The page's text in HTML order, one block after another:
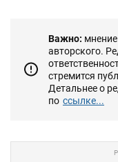
Важно:
авторского.
стремится
Детальнее о
по ссылке...